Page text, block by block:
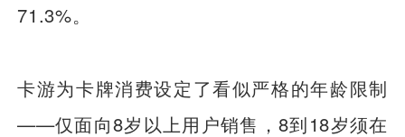
71.3%。
卡游为卡牌消费设定了看似严格的年龄限制
——仅面向8岁以上用户销售，8到18岁须在